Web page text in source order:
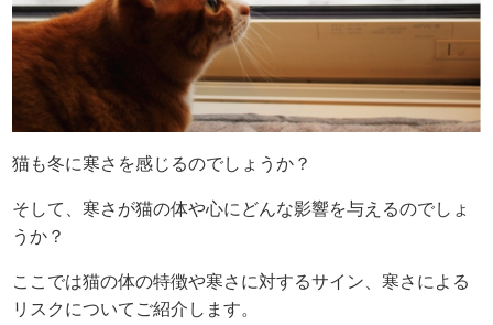
猫も冬に寒さを感じるのでしょうか？
そして、寒さが猫の体や心にどんな影響を与えるのでしょ
うか？
ここでは猫の体の特徴や寒さに対するサイン、寒さによる
リスクについてご紹介します。